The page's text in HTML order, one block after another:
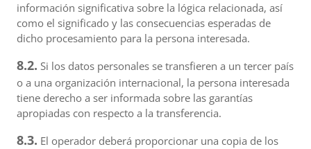
información significativa sobre la lógica relacionada, así
como el significado y las consecuencias esperadas de
dicho procesamiento para la persona interesada.
8.2. Si los datos personales se transfieren a un tercer país
o a una organización internacional, la persona interesada
tiene derecho a ser informada sobre las garantías
apropiadas con respecto a la transferencia.
8.3. El operador deberá proporcionar una copia de los